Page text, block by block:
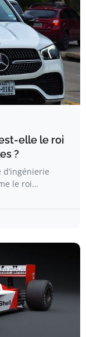
elle le roi
?
d’ingénierie
le roi…